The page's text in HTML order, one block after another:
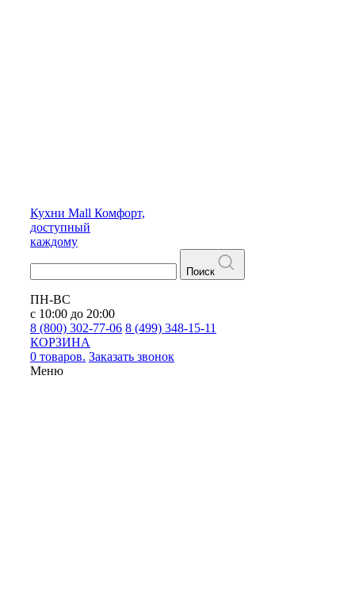
Кухни Mall Комфорт,
доступный
каждому
Поиск
ПН-ВС
с 10:00 до 20:00
8 (800) 302-77-06 8 (499) 348-15-11
КОРЗИНА
0 товаров. Заказать звонок
Меню